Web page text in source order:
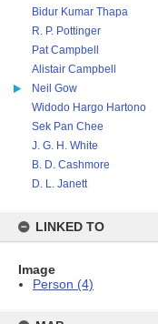
Bidur Kumar Thapa
R. P. Pottinger
Pat Campbell
Alistair Campbell
Neil Gow
Widodo Hargo Hartono
Sek Pan Chee
J. G. H. White
B. D. Cashmore
D. L. Janett
LINKED TO
Image
Person (4)